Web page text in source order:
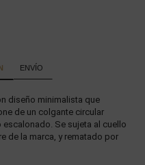
ENVÍO
diseño minimalista que
de un colgante circular
Se sujeta al cuello
de la marca, y rematado por